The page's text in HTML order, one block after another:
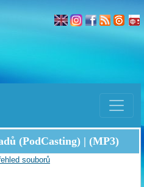
(PodCasting) | (MP3)
souborů